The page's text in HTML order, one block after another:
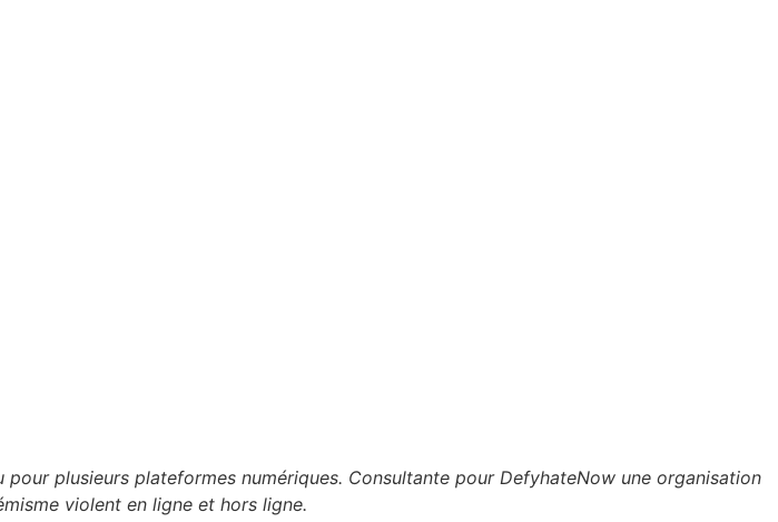
plusieurs plateformes numériques. Consultante pour DefyhateNow une organisation
violent en ligne et hors ligne.